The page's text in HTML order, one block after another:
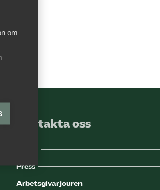
Kontakta oss
Press
Arbetsgivarjouren
om